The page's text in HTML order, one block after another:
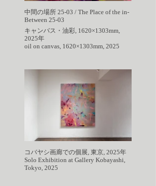
中間の場所 25-03 / The Place of the in-
Between 25-03
キャンバス・油彩, 1620×1303mm,
2025年
oil on canvas, 1620×1303mm, 2025
コバヤシ画廊での個展, 東京, 2025年
Solo Exhibition at Gallery Kobayashi,
Tokyo, 2025